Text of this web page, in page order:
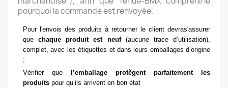
pourquoi la commande est renvoyée.
Pour l'envois des produits à retourner le client devras'assurer
quechaque produit est neuf(aucune trace d’utilisation),
complet, avec les étiquettes et dans leurs emballages d’origine
;
Vérifier que
l’emballage protègent parfaitement les
produits pour qu’ils arrivent en bon état